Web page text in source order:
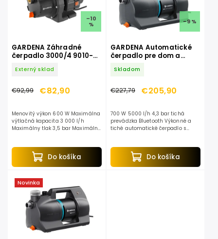
–10
%
GARDENA Záhradné
čerpadlo 3000/4 9010-
Externý sklad
€92,99 €82,90
Do košíka
Menovitý výkon 600 W Maximálna
výtlačná kapacita 3 000 l/h
Maximálny tlak 3,5 bar Maximálna
–9 %
GARDENA Automatické
čerpadlo pre dom a
SilentComfort 9072-20
Skladom
€227,79 €205,90
Do košíka
700 W 5000 l/h 4,3 bar tichá
prevádzka Bluetooth Výkonné a
tiché automatické čerpadlo s
Spúšťa sa...
Novinka